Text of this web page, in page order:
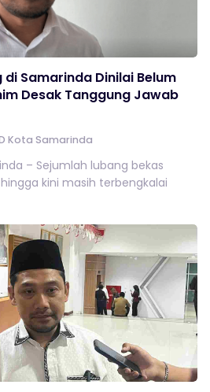
Samarinda Dinilai Belum
Desak Tanggung Jawab
Kota Samarinda
– Sejumlah lubang bekas
kini masih terbengkalai